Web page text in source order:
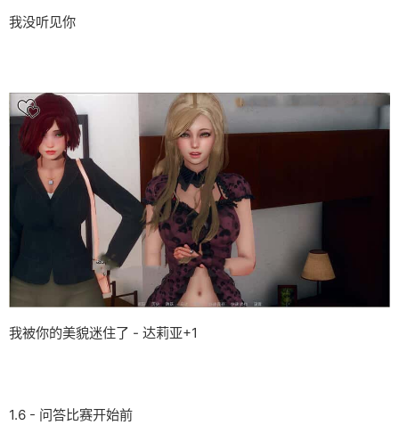
我没听见你
我被你的美貌迷住了 - 达莉亚+1
1.6 - 问答比赛开始前